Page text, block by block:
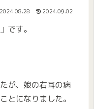
2024.08.28 2024.09.02
です。
が、娘の右耳の病
とになりました。